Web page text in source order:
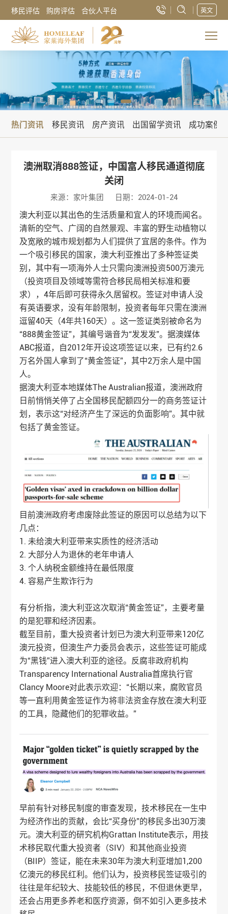
移民评估 购房评估 合伙人平台 英文
热门资讯 移民资讯 房产资讯 出国留学资讯 成功案例
澳洲取消888签证，中国富人移民通道彻底
关闭
来源：家叶集团 日期：2024-01-24
澳大利亚以其出色的生活质量和宜人的环境而闻名。
清新的空气、广阔的自然景观、丰富的野生动植物以
及宽敞的城市规划都为人们提供了宜居的条件。作为
一个吸引移民的国家，澳大利亚推出了多种签证类
别，其中有一项海外人士只需向澳洲投资500万澳元
（投资项目及领域等需符合移民局相关标准和要
求），4年后即可获得永久居留权。签证对申请人没
有英语要求，没有年龄限制，投资者每年只需在澳洲
逗留40天（4年共160天）。这一签证类别被命名为
“888黄金签证”，其编号谐音为“发发发”。据澳媒体
ABC报道，自2012年开设这项签证以来，已有约2.6
万名外国人拿到了“黄金签证”，其中2万余人是中国
人。
据澳大利亚本地媒体The Australian报道，澳洲政府
日前悄悄关停了占全国移民配额四分一的商务签证计
划，表示这“对经济产生了深远的负面影响”。其中就
包括了黄金签证。
目前澳洲政府考虑废除此签证的原因可以总结为以下
几点：
1. 未给澳大利亚带来实质性的经济活动
2. 大部分人为退休的老年申请人
3. 个人纳税金额维持在最低限度
4. 容易产生欺诈行为
有分析指，澳大利亚这次取消“黄金签证”，主要考量
的是犯罪和经济因素。
截至目前，重大投资者计划已为澳大利亚带来120亿
澳元投资，但澳生产力委员会表示，这些签证可能成
为“黑钱”进入澳大利亚的途径。反腐非政府机构
Transparency International Australia首席执行官
Clancy Moore对此表示欢迎：“长期以来，腐败官员
等一直利用黄金签证作为将非法资金存放在澳大利亚
的工具，隐藏他们的犯罪收益。”
早前有针对移民制度的审查发现，技术移民在一生中
为经济作出的贡献，会比“买身份”的移民多出30万澳
元。澳大利亚的研究机构Grattan Institute表示，用技
术移民取代重大投资者（SIV）和其他商业投资
（BIIP）签证，能在未来30年为澳大利亚增加1,200
亿澳元的移民红利。他们认为，投资移民签证吸引的
往往是年纪较大、技能较低的移民，不但退休更早，
还会占用更多养老和医疗资源，倒不如引入更多技术